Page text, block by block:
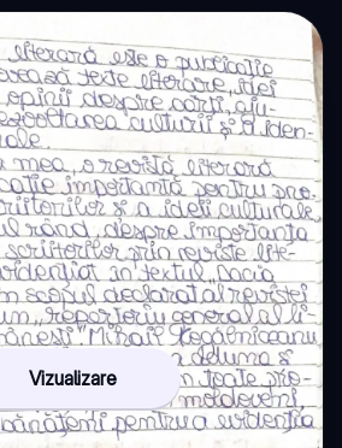
Vizualizare